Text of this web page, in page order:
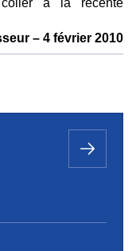
à la récente
– 4 février 2010